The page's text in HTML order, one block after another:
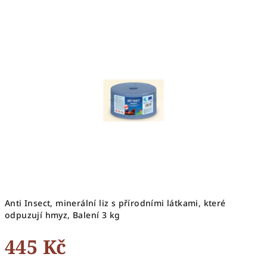
Anti Insect, minerální liz s přírodními látkami, které
odpuzují hmyz, Balení 3 kg
445 Kč